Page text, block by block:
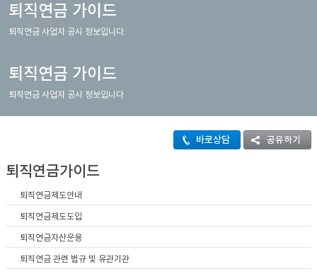
기
퇴직연금 가이드
퇴직연금 사업자 공시 정보입니다.
퇴직연금 가이드
퇴직연금 사업자 공시 정보입니다.
바로상담 공유하기
퇴직연금가이드
퇴직연금제도안내
퇴직연금제도도입
퇴직연금자산운용
퇴직연금 관련 법규 및 유관기관